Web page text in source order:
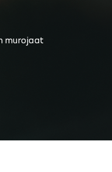
murojaat